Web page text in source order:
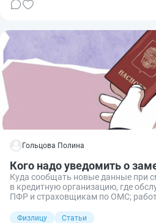
Гольцова Полина
Кого надо уведомить о
Куда сообщать новые данные при
в кредитную организацию, где
ПФР и страховщикам по ОМС;
Физлицу
Статьи